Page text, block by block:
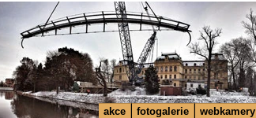
akce fotogalerie
webkamery